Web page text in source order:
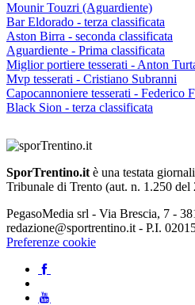
Mounir Touzri (Aguardiente)
Bar Eldorado - terza classificata
Aston Birra - seconda classificata
Aguardiente - Prima classificata
Miglior portiere tesserati - Anton
Mvp tesserati - Cristiano Subranni
Capocannoniere tesserati - Federico
Black Sion - terza classificata
SporTrentino.itè una testata
Tribunale di Trento (aut. n. 1.250 del
PegasoMedia srl - Via Brescia, 7 -
redazione@sportrentino.it - P.I.
Preferenze cookie